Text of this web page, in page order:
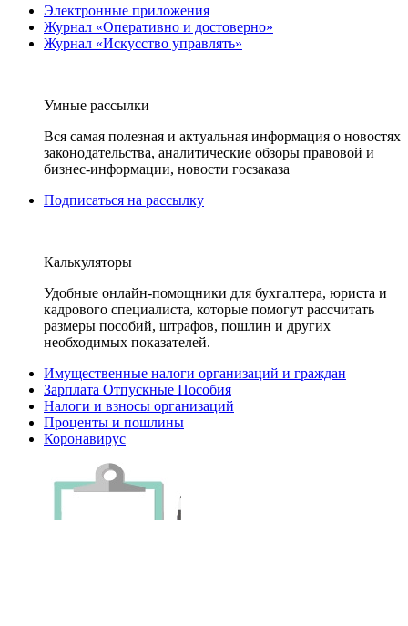
Электронные приложения
Журнал «Оперативно и достоверно»
Журнал «Искусство управлять»
Умные рассылки
Вся самая полезная и актуальная информация о новостях
законодательства, аналитические обзоры правовой и
бизнес-информации, новости госзаказа
Подписаться на рассылку
Калькуляторы
Удобные онлайн-помощники для бухгалтера, юриста и
кадрового специалиста, которые помогут рассчитать
размеры пособий, штрафов, пошлин и других
необходимых показателей.
Имущественные налоги организаций и граждан
Зарплата Отпускные Пособия
Налоги и взносы организаций
Проценты и пошлины
Коронавирус